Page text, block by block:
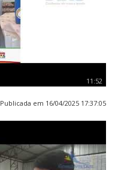
11:52
Publicada em 16/04/2025 17:37:05